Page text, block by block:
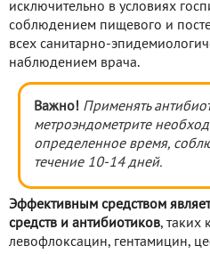
исключительно в условиях
соблюдением пищевого и
всех санитарно-
наблюдением врача.
Важно! Применять
метроэндометрите
определенное время,
течение 10-14 дней.
Эффективным средством
средств и антибиотиков, таких
левофлоксацин, гентамицин,